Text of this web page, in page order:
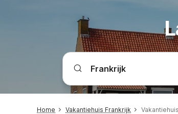
Home Vakantiehuis Frankrijk